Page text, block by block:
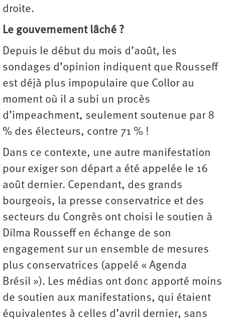
droite.
Le gouvernement lâché ?
Depuis le début du mois d’août, les
sondages d’opinion indiquent que Rousseff
est déjà plus impopulaire que Collor au
moment où il a subi un procès
d’impeachment, seulement soutenue par 8
% des électeurs, contre 71 % !
Dans ce contexte, une autre manifestation
pour exiger son départ a été appelée le 16
août dernier. Cependant, des grands
bourgeois, la presse conservatrice et des
secteurs du Congrès ont choisi le soutien à
Dilma Rousseff en échange de son
engagement sur un ensemble de mesures
plus conservatrices (appelé « Agenda
Brésil »). Les médias ont donc apporté moins
de soutien aux manifestations, qui étaient
équivalentes à celles d’avril dernier, sans